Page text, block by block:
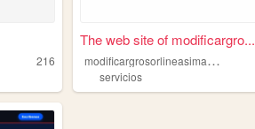
216
The web site of modificargro...
m
odificargrosorlineasimagen
servicios